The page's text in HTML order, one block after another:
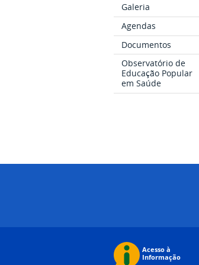
Galeria
Agendas
Documentos
Observatório de
Educação Popular
em Saúde